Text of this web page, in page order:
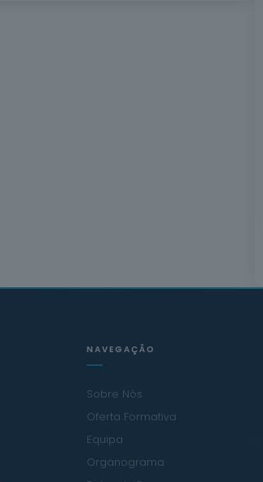
NAVEGAÇÃO
Sobre Nós
Oferta Formativa
Equipa
Organograma